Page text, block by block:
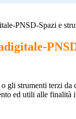
PNSD-Spazi e
gli strumenti terzi da
ed utili alle finalità